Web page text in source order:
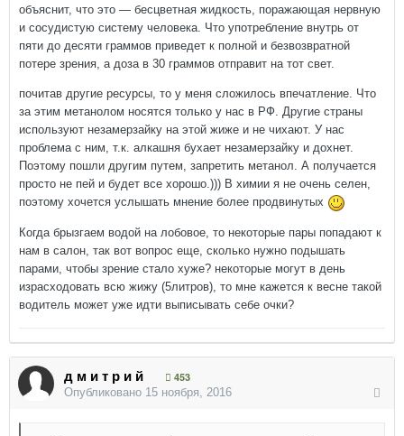
объяснит, что это — бесцветная жидкость, поражающая нервную
и сосудистую систему человека. Что употребление внутрь от
пяти до десяти граммов приведет к полной и безвозвратной
потере зрения, а доза в 30 граммов отправит на тот свет.
почитав другие ресурсы, то у меня сложилось впечатление. Что
за этим метанолом носятся только у нас в РФ. Другие страны
используют незамерзайку на этой жиже и не чихают. У нас
проблема с ним, т.к. алкашня бухает незамерзайку и дохнет.
Поэтому пошли другим путем, запретить метанол. А получается
просто не пей и будет все хорошо.))) В химии я не очень селен,
поэтому хочется услышать мнение более продвинутых
Когда брызгаем водой на лобовое, то некоторые пары попадают к
нам в салон, так вот вопрос еще, сколько нужно подышать
парами, чтобы зрение стало хуже? некоторые могут в день
израсходовать всю жижу (5литров), то мне кажется к весне такой
водитель может уже идти выписывать себе очки?
д м и т р и й
453
Опубликовано 15 ноября, 2016